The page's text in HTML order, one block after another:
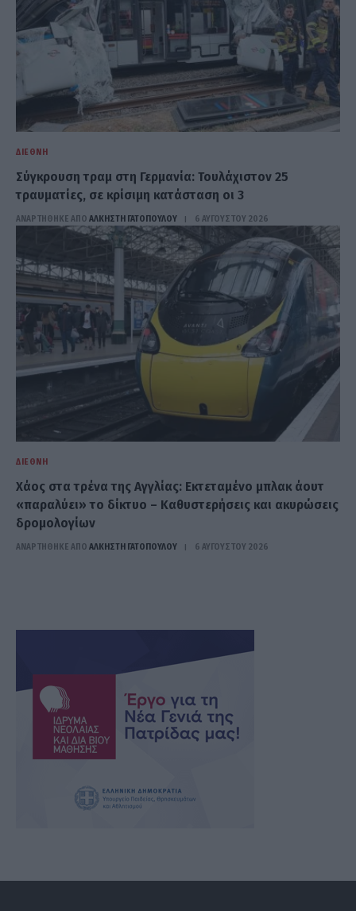
ΔΙΕΘΝΉ
Σύγκρουση τραμ στη Γερμανία: Τουλάχιστον 25
τραυματίες, σε κρίσιμη κατάσταση οι 3
ΑΝΑΡΤΗΘΗΚΕ ΑΠΟ ΆΛΚΗΣΤΗ ΓΑΤΟΠΟΎΛΟΥ 6 ΑΥΓΟΎΣΤΟΥ 2026
ΔΙΕΘΝΉ
Χάος στα τρένα της Αγγλίας: Εκτεταμένο μπλακ άουτ
«παραλύει» το δίκτυο – Καθυστερήσεις και ακυρώσεις
δρομολογίων
ΑΝΑΡΤΗΘΗΚΕ ΑΠΟ ΆΛΚΗΣΤΗ ΓΑΤΟΠΟΎΛΟΥ 6 ΑΥΓΟΎΣΤΟΥ 2026